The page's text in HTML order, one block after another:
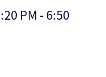
PM - 6:50